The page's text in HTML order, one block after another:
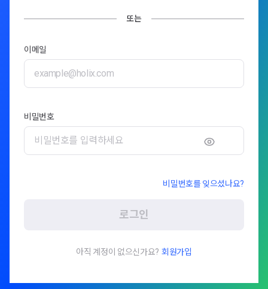
또는
이메일
비밀번호
비밀번호를 잊으셨나요?
로그인
아직 계정이 없으신가요? 회원가입